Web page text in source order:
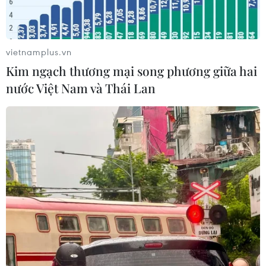
02/08/2026 15:54
CƠ QUAN CHỦ QUẢN: THÔNG TẤN XÃ VIỆT NAM
Tổng Biên tập: TRẦN TIẾN DUẨN
Phó Tổng Biên tập: NGUYỄN THỊ TÁM, KHÚC THANH
THỦY
Sở hữu trí tuệ
Quy định sử dụng
RSS
Hỗ trợ
vietnamplus.vn
Kim ngạch thương mại song phương giữa hai
nước Việt Nam và Thái Lan